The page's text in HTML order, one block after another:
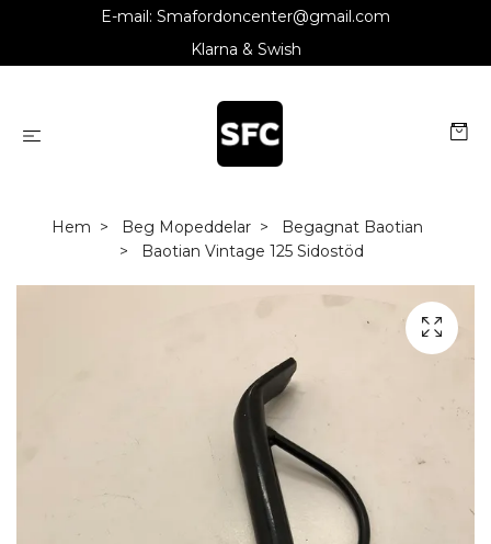
E-mail: Smafordoncenter@gmail.com
Klarna & Swish
Hem Beg Mopeddelar
Begagnat Baotian
Baotian Vintage 125 Sidostöd